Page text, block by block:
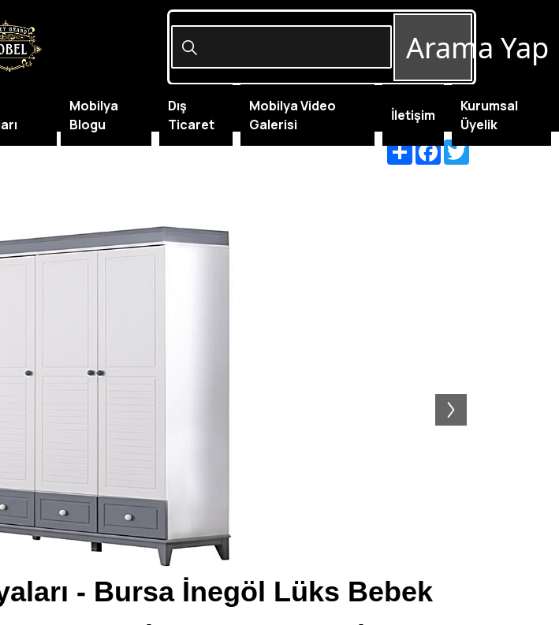
- Bursa İnegöl Lüks Bebek
ShareFacebook
Twitter
Arama Yap
Mobilya
Blogu
Dış
Ticaret
Mobilya Video
Galerisi
İletişim
Kurumsal
Üyelik